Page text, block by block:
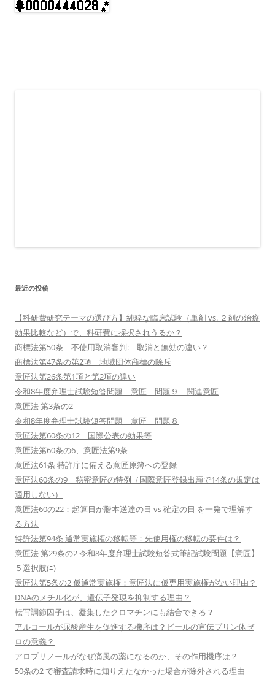
最近の投稿
【科研費研究テーマの選び方】純粋な臨床試験（単剤 vs. ２剤の治療
効果比較など）で、科研費に採択されうるか？
商標法第50条 不使用取消審判: 取消と無効の違い？
商標法第47条の第2項 地域団体商標の除斥
意匠法第26条第1項と第2項の違い
令和8年度弁理士試験短答問題 意匠 問題９ 関連意匠
意匠法 第3条の2
令和8年度弁理士試験短答問題 意匠 問題８
意匠法第60条の12 国際公表の効果等
意匠法第60条の6、意匠法第9条
意匠法61条 特許庁に備える意匠原簿への登録
意匠法60条の9 秘密意匠の特例（国際意匠登録出願で14条の規定は
適用しない）
意匠法60の22：起算日が謄本送達の日 vs 確定の日 を一発で理解す
る方法
特許法第94条 通常実施権の移転等：先使用権の移転の要件は？
意匠法 第29条の2 令和8年度弁理士試験短答式筆記試験問題【意匠】
５選択肢(ﾆ)
意匠法第5条の2 仮通常実施権：意匠法に仮専用実施権がない理由？
DNAのメチル化が、遺伝子発現を抑制する理由？
転写調節因子は、凝集したクロマチンにも結合できる？
アルコールが尿酸産生を促進する機序は？ビールの宣伝プリン体ゼ
ロの意義？
アロプリノールがなぜ痛風の薬になるのか、その作用機序は？
50条の2 で審査請求時に知りえたなかった場合が除外される理由